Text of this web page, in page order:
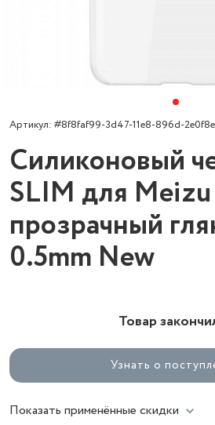
Артикул: #8f8faf99-3d47-11e8-896d-
Силиконовый
SLIM для
прозрачный
0.5mm New
Товар
Узнать о
Показать применённые скидки